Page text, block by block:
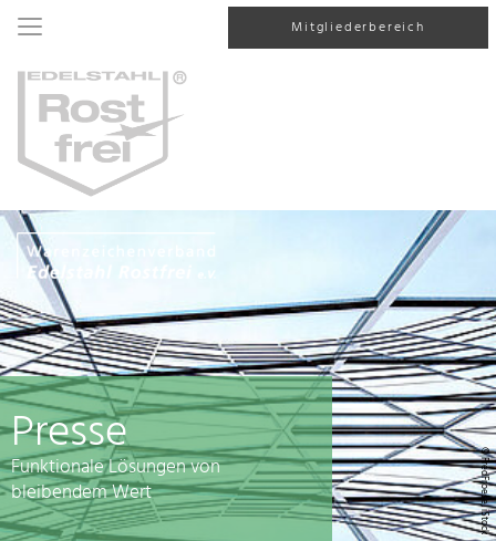
Mitgliederbereich
© FredFroese, iStock
Presse
Funktionale Lösungen von
bleibendem Wert